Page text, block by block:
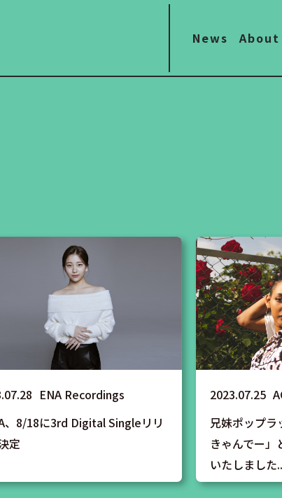
News About
ENA Recordings
、8/18に3rd Digital Singleリリ
定
2023.07.25
兄妹ポップラ
きゃんでー」
いたしました